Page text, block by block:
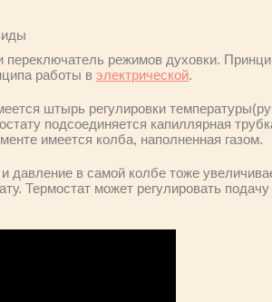
переключатель режимов духовки.
работы в электрической.
штырь регулировки
подсоединяется капиллярная
имеется колба, наполненная газом.
давление в самой колбе тоже
Термостат может регулировать подачу